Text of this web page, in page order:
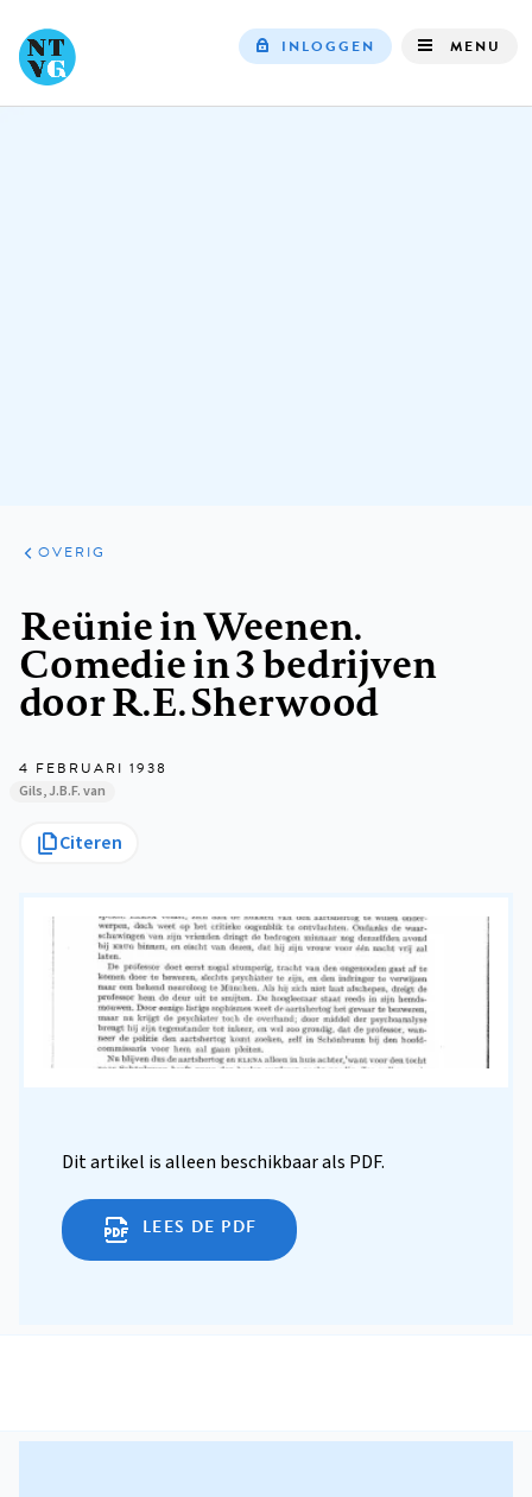
INLOGGEN MENU
ARTIKELEN
OVERIG
OVERIG
Reünie in Weenen.
Comedie in 3 bedrijven
door R.E. Sherwood
4 FEBRUARI 1938
Gils, J.B.F. van
Citeren
Dit artikel is alleen beschikbaar als PDF.
LEES DE PDF